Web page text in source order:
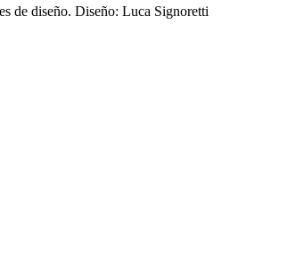
de diseño. Diseño: Luca Signoretti